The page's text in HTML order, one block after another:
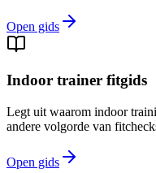
Open gids
Indoor trainer fitgids
Legt uit waarom indoor
andere volgorde van
Open gids